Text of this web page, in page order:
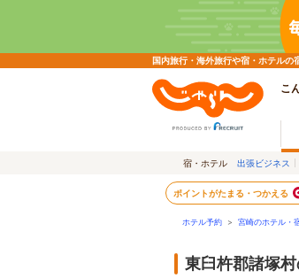
国内旅行・海外旅行や宿・ホテル
こ
宿・ホテル 出張ビジネス
ポイントがたまる・つかえる
ホテル予約 > 宮崎のホテル・
東臼杵郡諸塚